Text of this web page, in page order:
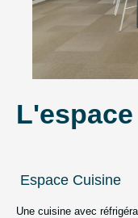
Espace Cuisine
Une cuisine avec